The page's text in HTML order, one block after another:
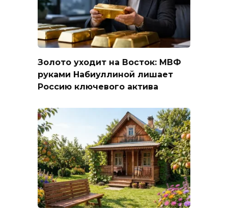
Золото уходит на Восток: МВФ
руками Набиуллиной лишает
Россию ключевого актива